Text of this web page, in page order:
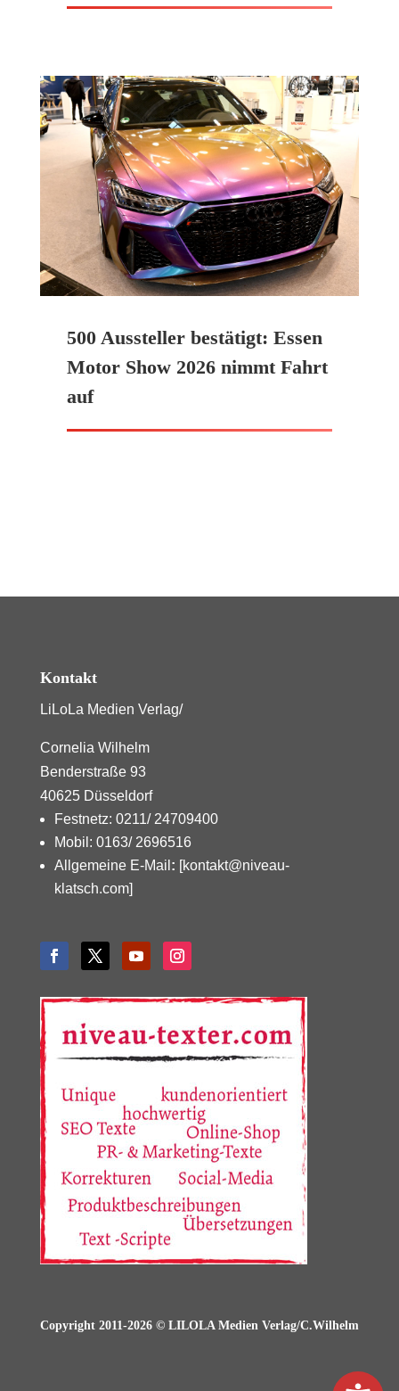
500 Aussteller bestätigt: Essen
Motor Show 2026 nimmt Fahrt
auf
Kontakt
LiLoLa Medien Verlag/
Cornelia Wilhelm
Benderstraße 93
40625 Düsseldorf
Festnetz: 0211/ 24709400
Mobil: 0163/ 2696516
Allgemeine E-Mail : [kontakt@niveau-
klatsch.com]
Copyright 2011-2026 © LILOLA Medien Verlag/C.Wilhelm